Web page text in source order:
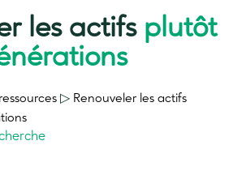
les actifs plutôt
▷ Renouveler les actifs